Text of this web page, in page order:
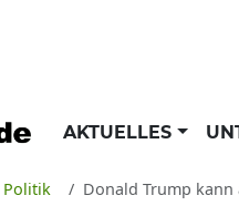
AKTUELLES
Politik Donald Trump kann